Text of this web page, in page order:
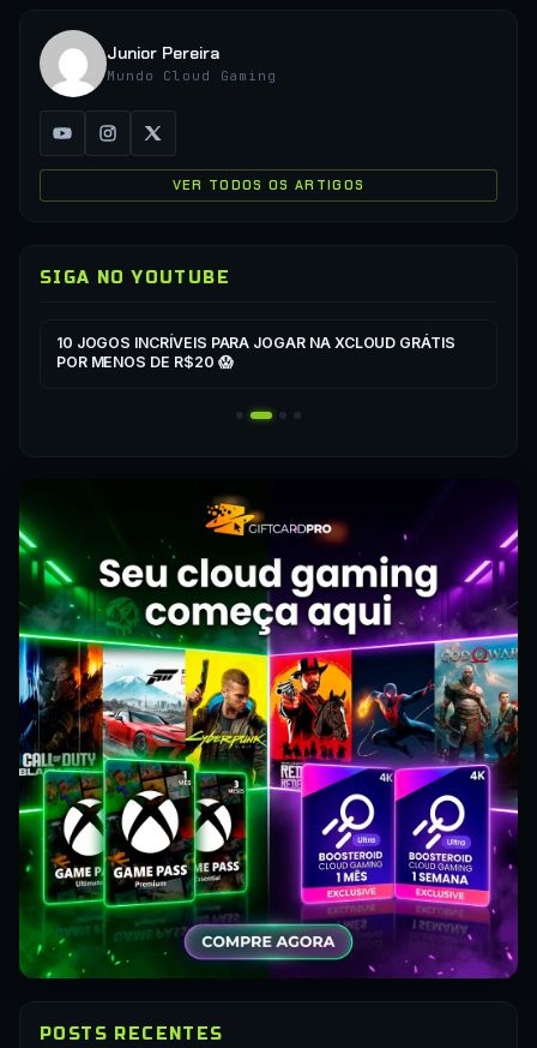
Junior Pereira
Mundo Cloud Gaming
VER TODOS OS ARTIGOS
SIGA NO YOUTUBE
10 JOGOS INCRÍVEIS PARA JOGAR NA XCLOUD GRÁTIS
POR MENOS DE R$20 😱
POSTS RECENTES